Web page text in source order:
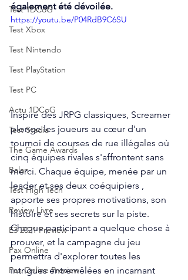
Test 1DCoG
Test Xbox
Test Nintendo
Test PlayStation
Test PC
Actu 1DCoG
Test Stadia
The Game Awards
Balan
Test High Tech
Review Livre
E3 2021 Preview
Pax Online
Pax Online Preview
également été dévoilée.
https://youtu.be/P04RdB9C6SU
Inspiré des JRPG classiques, Screamer
plonge les joueurs au cœur d'un
tournoi de courses de rue illégales où
cinq équipes rivales s'affrontent sans
merci. Chaque équipe, menée par un
leader et ses deux coéquipiers ,
apporte ses propres motivations, son
histoire et ses secrets sur la piste.
Chaque participant a quelque chose à
prouver, et la campagne du jeu
permettra d'explorer toutes les
intrigues entremêlées en incarnant